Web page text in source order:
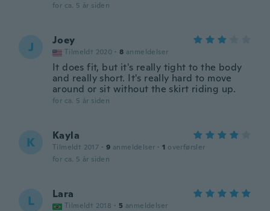
for ca. 5 år siden
J Joey
Tilmeldt 2020 · 8 anmeldelser
It does fit, but it's really tight to the body
and really short. It's really hard to move
around or sit without the skirt riding up.
for ca. 5 år siden
K Kayla
Tilmeldt 2017 · 9 anmeldelser · 1 overførsler
for ca. 5 år siden
L Lara
Tilmeldt 2018 · 5 anmeldelser